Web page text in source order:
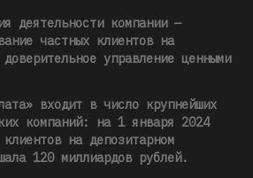
деятельности компании —
частных клиентов на
управление ценными
входит в число крупнейших
компаний: на 1 января 2024
на депозитарном
120 миллиардов рублей.